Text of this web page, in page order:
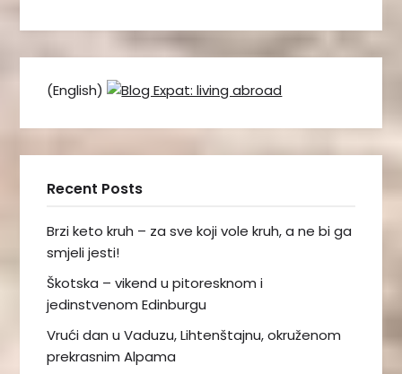
(English)
Recent Posts
Brzi keto kruh – za sve koji vole kruh, a ne bi ga
smjeli jesti!
Škotska – vikend u pitoresknom i
jedinstvenom Edinburgu
Vrući dan u Vaduzu, Lihtenštajnu, okruženom
prekrasnim Alpama